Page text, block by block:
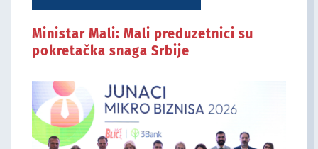
Ministar Mali: Mali preduzetnici su
pokretačka snaga Srbije